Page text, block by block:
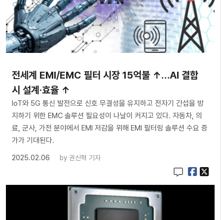
전세계 EMI/EMC 필터 시장 15억불 ↑…AI 결합
시 설계·효율 ↑
IoT와 5G 통신 발전으로 신호 무결성을 유지하고 전자기 간섭을 방
지하기 위한 EMC 솔루션 필요성이 나날이 커지고 있다. 자동차, 의
료, 군사, 가전 분야에서 EMI 저감을 위해 EMI 필터링 솔루션 수요 증
가가 기대된다.
2025.02.06
by 권신혁 기자